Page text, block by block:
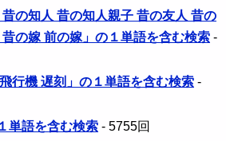
昔の知人 昔の知人親子 昔の友人 昔の
の嫁 前の嫁」の１単語を含む検索 -
行機 遅刻」の１単語を含む検索 -
単語を含む検索 - 5755回